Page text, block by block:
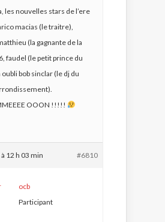
les nouvelles stars de l’ere
macias (le traitre),
(la gagnante de la
faudel (le petit prince du
bob sinclar (le dj du
OOON !!!!!
12 h 03 min #6810
ocb
Participant